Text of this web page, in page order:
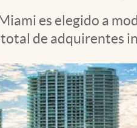
es elegido a
de adquirentes